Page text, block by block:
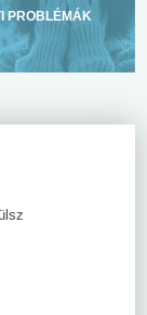
PROBLÉMÁK